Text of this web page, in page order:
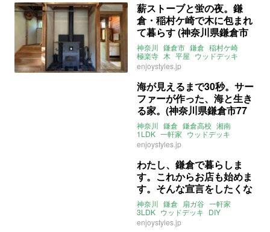
薪ストーブと蛍の夜。鎌
倉・稲村ケ崎で木に包まれ
て暮らす (神奈川県鎌倉市
119㎡の売買物件)
神奈川 鎌倉市 鎌倉 稲村ケ崎
極楽寺 木 平屋 ウッドデッキ
二世帯住宅 薪ストーブ
アウトドア 自然
ENJOYSTYLE
売買
enjoystyles.jp
海が見えるまで30秒。サー
ファーが作った、海と生き
る家。(神奈川県鎌倉市77
㎡の売買物件)
神奈川 鎌倉 鎌倉高校 湘南
1LDK 一軒家 ウッドデッキ
サーフィン
ライター：ほしりょうこ
enjoystyles.jp
わたし、鎌倉で暮らしま
す。これからお店も始めま
す。そんな宣言をしたくな
る、程よくレトロな一軒家
です。(神奈川県鎌倉市85
㎡の売買物件)
神奈川 鎌倉 扇ガ谷 一軒家
3LDK ウッドデッキ DIY
ライター：ほしりょうこ
enjoystyles.jp